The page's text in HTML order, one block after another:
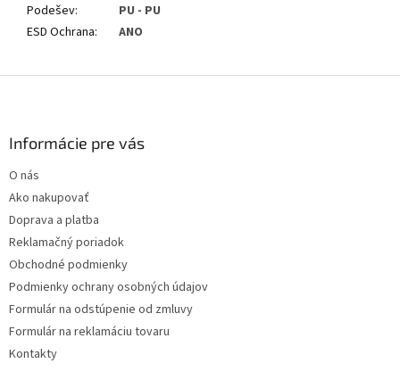
Podešev:
PU - PU
ESD Ochrana: ANO
Informácie pre vás
O nás
Ako nakupovať
Doprava a platba
Reklamačný poriadok
Obchodné podmienky
Podmienky ochrany osobných údajov
Formulár na odstúpenie od zmluvy
Formulár na reklamáciu tovaru
Kontakty